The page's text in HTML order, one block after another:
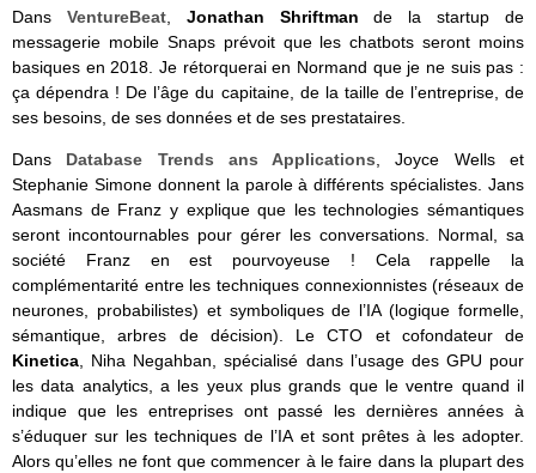
Dans VentureBeat, Jonathan Shriftmande la startup de
messagerie mobile Snaps prévoit que les chatbots seront moins
basiques en 2018. Je rétorquerai en Normand que je ne suis pas :
ça dépendra ! De l’âge du capitaine, de la taille de l’entreprise, de
ses besoins, de ses données et de ses prestataires.
Dans Database Trends ans Applications, Joyce Wells et
Stephanie Simone donnent la parole à différents spécialistes. Jans
Aasmans de Franz y explique que les technologies sémantiques
seront incontournables pour gérer les conversations. Normal, sa
société Franz en est pourvoyeuse ! Cela rappelle la
complémentarité entre les techniques connexionnistes (réseaux de
neurones, probabilistes) et symboliques de l’IA (logique formelle,
sémantique, arbres de décision). Le CTO et cofondateur de
Kinetica, Niha Negahban, spécialisé dans l’usage des GPU pour
les data analytics, a les yeux plus grands que le ventre quand il
indique que les entreprises ont passé les dernières années à
s’éduquer sur les techniques de l’IA et sont prêtes à les adopter.
Alors qu’elles ne font que commencer à le faire dans la plupart des